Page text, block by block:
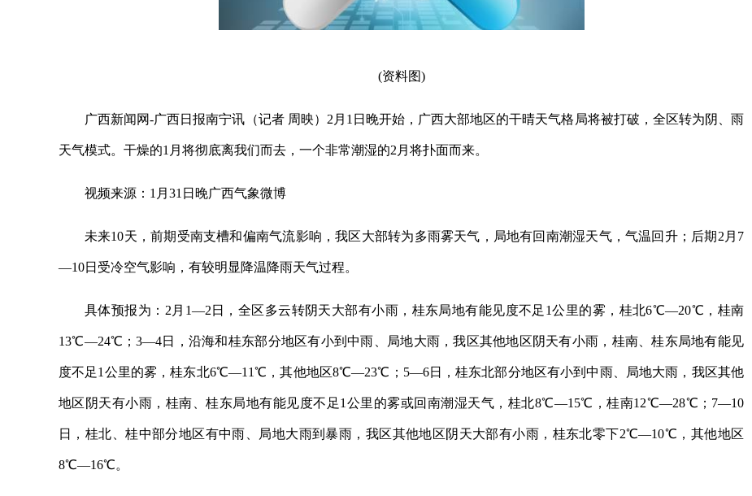
(资料图)
广西新闻网-广西日报南宁讯（记者 周映）2月1日晚开始，广西大部地区的干晴天气格局将被打破，全区转为阴、雨
天气模式。干燥的1月将彻底离我们而去，一个非常潮湿的2月将扑面而来。
视频来源：1月31日晚广西气象微博
未来10天，前期受南支槽和偏南气流影响，我区大部转为多雨雾天气，局地有回南潮湿天气，气温回升；后期2月7
—10日受冷空气影响，有较明显降温降雨天气过程。
具体预报为：2月1—2日，全区多云转阴天大部有小雨，桂东局地有能见度不足1公里的雾，桂北6℃—20℃，桂南
13℃—24℃；3—4日，沿海和桂东部分地区有小到中雨、局地大雨，我区其他地区阴天有小雨，桂南、桂东局地有能见
度不足1公里的雾，桂东北6℃—11℃，其他地区8℃—23℃；5—6日，桂东北部分地区有小到中雨、局地大雨，我区其他
地区阴天有小雨，桂南、桂东局地有能见度不足1公里的雾或回南潮湿天气，桂北8℃—15℃，桂南12℃—28℃；7—10
日，桂北、桂中部分地区有中雨、局地大雨到暴雨，我区其他地区阴天大部有小雨，桂东北零下2℃—10℃，其他地区
8℃—16℃。